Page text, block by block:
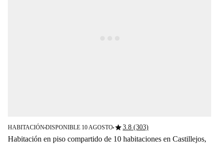
HABITACIÓN■DISPONIBLE 10 AGOSTO■star3.8 (303)
Habitación en piso compartido de 10 habitaciones en Castillejos,